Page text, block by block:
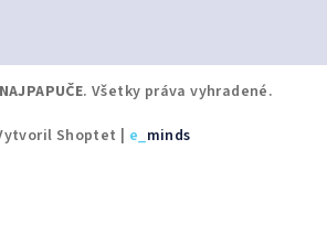
NAJPAPUČE. Všetky práva vyhradené.
Shoptet
e_minds